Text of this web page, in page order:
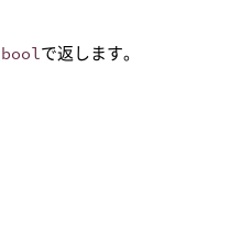
boolで返します。